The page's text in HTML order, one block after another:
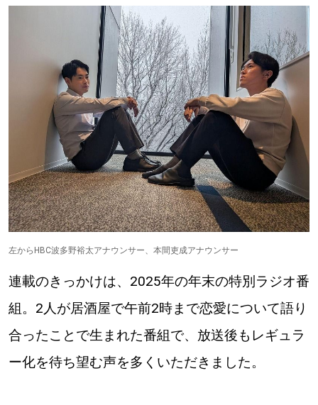
北海道で暮らす、あなたとつくる、
Sitakke編集部あい
【いろんな価値観や生き方に触れたい】
Sitakke編集部 IKU 【まったり楽しみたい】
【暮らしの知恵を身につけたい】 札幌市
【札幌のお気に入りを見つけたい】
【道央のお気に入りを見つけたい】
【道北のお気に入りを見つけたい】
【道東のお気に入りを見つけたい】
左からHBC波多野裕太アナウンサー、本間吏成アナウンサー
連載のきっかけは、2025年の年末の特別ラジオ番
組。2人が居酒屋で午前2時まで恋愛について語り
合ったことで生まれた番組で、放送後もレギュラ
ー化を待ち望む声を多くいただきました。